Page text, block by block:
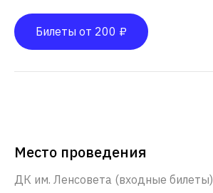
Билеты от 200 ₽
Место проведения
ДК им. Ленсовета (входные билеты)